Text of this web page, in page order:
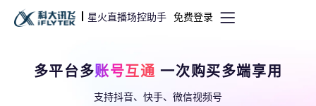
星火直播场控助手 免费登录
多平台多账号互通 一次购买多端享用
支持抖音、快手、微信视频号